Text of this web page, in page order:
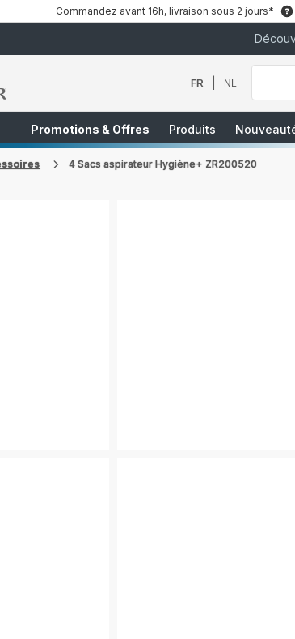
Commandez avant 16h, livraison sous 2 jours*
Accueil
FR NL
Que
Promotions & Offres Produits
4 Sacs aspirateur Hygiène+ ZR200520